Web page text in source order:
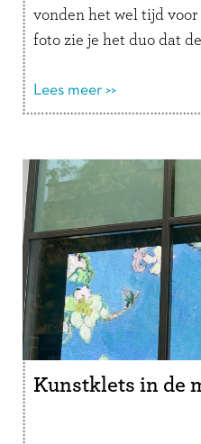
vonden het wel tijd voor
foto zie je het duo dat
Lees meer >>
Kunstklets in de